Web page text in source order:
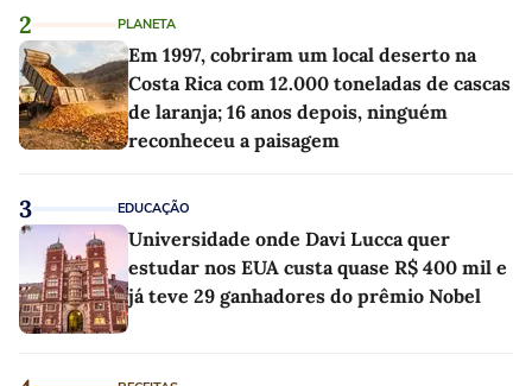
2 PLANETA
Em 1997, cobriram um local deserto na
Costa Rica com 12.000 toneladas de cascas
de laranja; 16 anos depois, ninguém
reconheceu a paisagem
3 EDUCAÇÃO
Universidade onde Davi Lucca quer
estudar nos EUA custa quase R$ 400 mil e
já teve 29 ganhadores do prêmio Nobel